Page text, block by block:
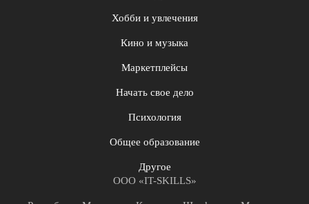
Хобби и увлечения
Кино и музыка
Маркетплейсы
Начать свое дело
Психология
Общее образование
Другое
ООО «IT-SKILLS»